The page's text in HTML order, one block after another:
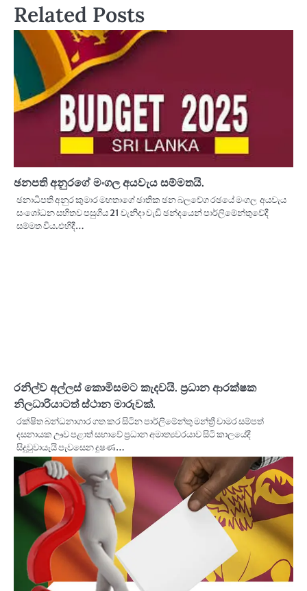
Related Posts
ඡනපති අනුරගේ මංගල අයවැය සම්මතයි.
ඡනාධිපති අනුර කුමාර මහතාගේ ඡාතික ඡන බලවේග රඡයේ මංගල අයවැය
සංශෝධන සහිතව පසුගිය 21 වැනිදා වැඩි ඡන්දයෙන් පාර්ලිමේන්තුවේදී
සම්මත විය.එහිදී…
රනිල්ව අල්ලස් කොමිසමට කැදවයි. ප්‍රධාන ආරක්ෂක
නිලධාරියාටත් ස්ථාන මාරුවක්.
රක්ෂිත බන්ධනාගාර ගත කර සිටින පාර්ලිමේන්තු මන්ත්‍රී චාමර සම්පත්
දසනායක ඌව පළාත් සභාවේ ප්‍රධාන අමාත්‍යවරයාව සිටි කාලයේදී
සිදුවුවායැයි පැවසෙන දූෂණ…